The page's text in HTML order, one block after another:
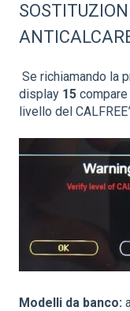
Se richiamando la
display 15
livello del
Modelli da banco: